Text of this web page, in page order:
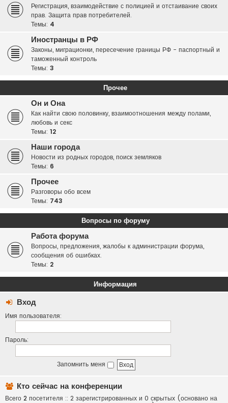
Регистрация, взаимодействие с полицией и отстаивание своих
прав. Защита прав потребителей.
Темы: 4
Иностранцы в РФ
Законы, миграционки, пересечение границы РФ - паспортный и
таможенный контроль
Темы: 3
Прочее
Он и Она
Как найти свою половинку, взаимоотношения между полами,
любовь и секс
Темы: 12
Наши города
Новости из родных городов, поиск земляков
Темы: 6
Прочее
Разговоры обо всем
Темы: 743
Вопросы по форуму
Работа форума
Вопросы, предложения, жалобы к администрации форума,
сообщения об ошибках.
Темы: 2
Информация
Вход
Имя пользователя:
Пароль:
Запомнить меня
Кто сейчас на конференции
Всего 2 посетителя :: 2 зарегистрированных и 0 скрытых (основано на